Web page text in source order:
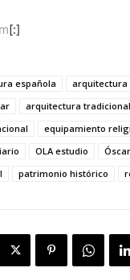
[:]
española
arquitectura
arquitectura tradicional
equipamiento
OLA estudio
patrimonio histórico